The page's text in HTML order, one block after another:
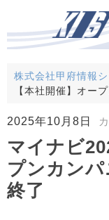
株式会社甲府情報
【本社開催】オー
2025年10月8日
マイナビ
プンカン
終了